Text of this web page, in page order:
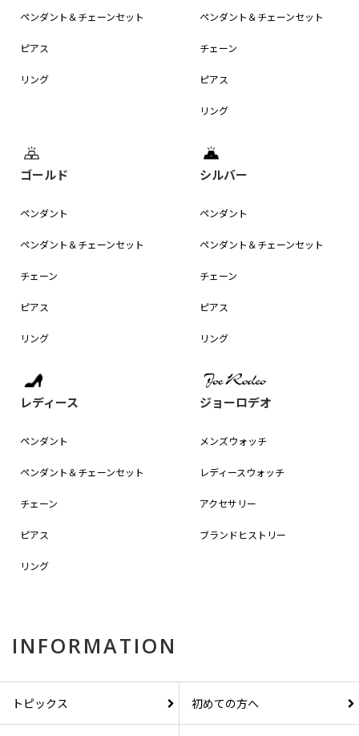
PENDANT ペンダント
PENDANT&CHAIN ペンダント＆チェーンセット
RING リング
GOLD ゴールド
ペンダント＆チェーンセット
ピアス
リング
ペンダント＆チェーンセット
チェーン
ピアス
リング
ゴールド
ペンダント
ペンダント＆チェーンセット
チェーン
ピアス
リング
シルバー
ペンダント
ペンダント＆チェーンセット
チェーン
ピアス
リング
レディース
ペンダント
ペンダント＆チェーンセット
チェーン
ピアス
リング
ジョーロデオ
メンズウォッチ
レディースウォッチ
アクセサリー
ブランドヒストリー
INFORMATION
トピックス 初めての方へ